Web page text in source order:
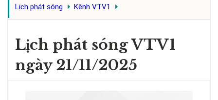
Lịch phát sóng Kênh VTV1
Lịch phát sóng VTV1
ngày 21/11/2025